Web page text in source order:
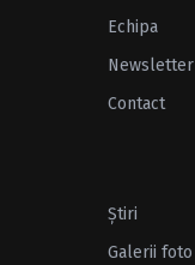
Echipa
Newsletter
Contact
Ştiri
Galerii foto